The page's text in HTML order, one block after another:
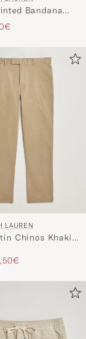
Bandana
Preis
LAUREN
Chinos Khaki
Preis